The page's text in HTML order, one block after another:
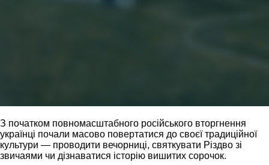
З початком повномасштабного російського вторгнення
українці почали масово повертатися до своєї традиційної
культури — проводити вечорниці, святкувати Різдво зі
звичаями чи дізнаватися історію вишитих сорочок.